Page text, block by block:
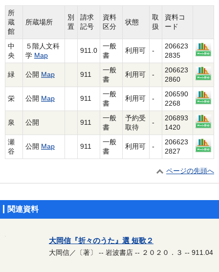
所
蔵
館
所蔵場所
別
置
請求
記号
資料
区分
状態
取
扱
資料コ
ード
中
央
５階人文科
学 Map
911.0
一般
書
利用可 -
206623
2835
緑 公開 Map 911
一般
書
利用可 -
206623
2860
栄 公開 Map 911
一般
書
利用可 -
206590
2268
泉 公開 911
一般
書
予約受
取待
-
206893
1420
瀬
谷
公開 Map 911
一般
書
利用可 -
206623
2827
ページの先頭へ
関連資料
大岡信『折々のうた』選 短歌２
大岡信／〔著〕 -- 岩波書店 -- ２０２０．３ -- 911.04